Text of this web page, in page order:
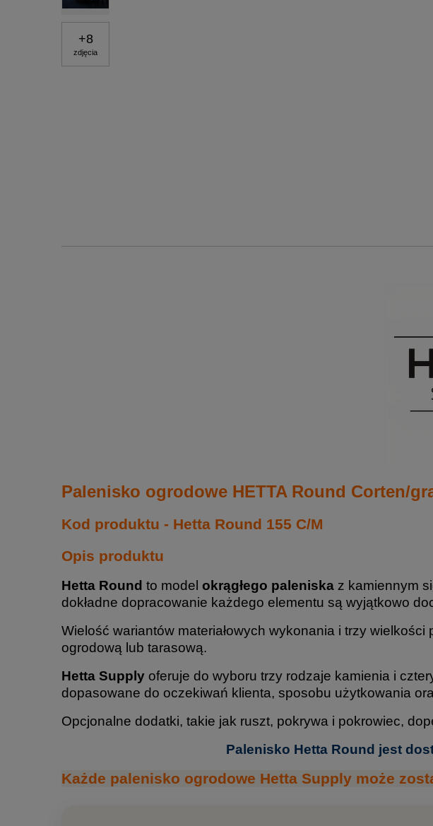
+8
zdjęcia
Palenisko ogrodowe HETTA Round Corten/
Kod produktu - Hetta Round 155 C/M
Opis produktu
Hetta Round to model okrągłego paleniska z kamiennym
dokładne dopracowanie każdego elementu są wyjątkowo
Wielość wariantów materiałowych wykonania i trzy
ogrodową lub tarasową.
Hetta Supply oferuje do wyboru trzy rodzaje kamienia i
dopasowane do oczekiwań klienta, sposobu użytkowania
Opcjonalne dodatki, takie jak ruszt, pokrywa i pokrowiec,
Palenisko Hetta Round jest
Każde palenisko ogrodowe Hetta Supply może